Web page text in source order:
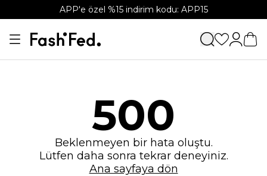
APP'e özel %15 indirim kodu: APP15
500
Beklenmeyen bir hata oluştu.
Lütfen daha sonra tekrar deneyiniz.
Ana sayfaya dön